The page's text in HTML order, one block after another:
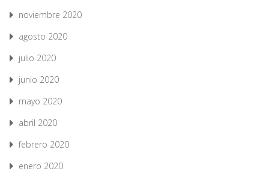
noviembre 2020
agosto 2020
julio 2020
junio 2020
mayo 2020
abril 2020
febrero 2020
enero 2020